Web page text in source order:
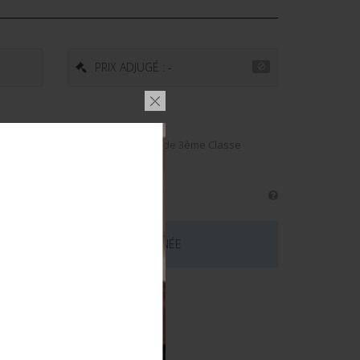
PRIX ADJUGÉ : -
son aiguillette or du musicien de 3ème Classe
Bon état.
LOT EST MAINTENANT TERMINÉE